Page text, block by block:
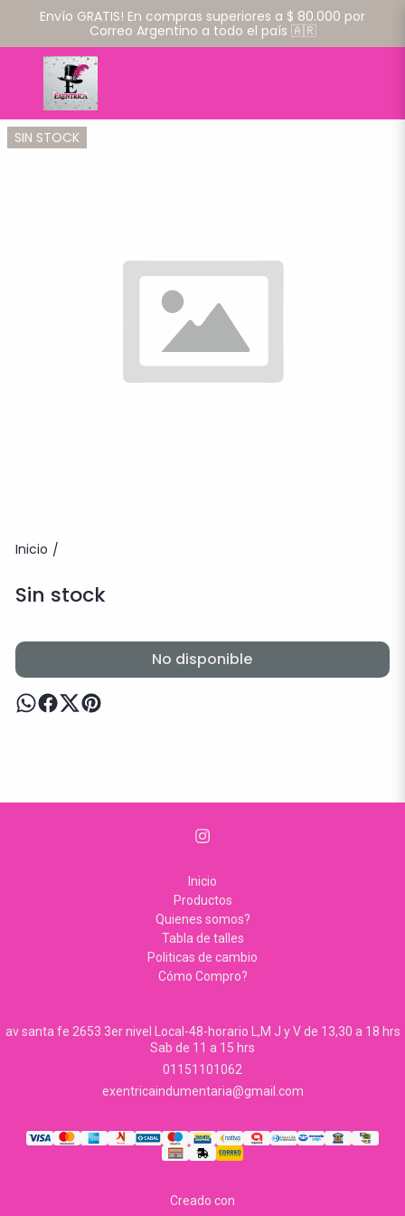
Envío GRATIS! En compras superiores a $ 80.000 por
Correo Argentino a todo el país 🇦🇷
SIN STOCK
Inicio /
Sin stock
No disponible
Inicio
Productos
Quienes somos?
Tabla de talles
Politicas de cambio
Cómo Compro?
av santa fe 2653 3er nivel Local-48-horario L,M J y V de 13,30 a 18 hrs
Sab de 11 a 15 hrs
01151101062
exentricaindumentaria@gmail.com
Creado con